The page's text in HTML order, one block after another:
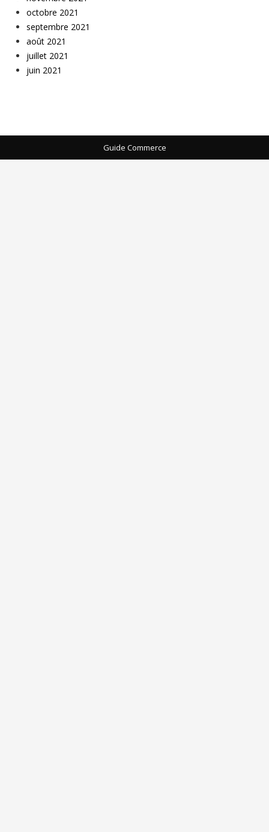
octobre 2021
septembre 2021
août 2021
juillet 2021
juin 2021
Guide Commerce